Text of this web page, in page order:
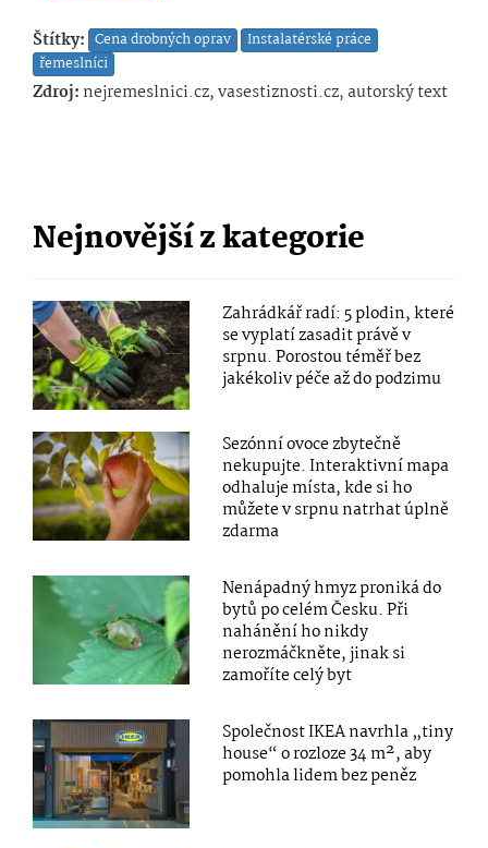
Štítky: Cena drobných oprav
Instalatérské práce
řemeslníci
Zdroj: nejremeslnici.cz, vasestiznosti.cz, autorský text
Nejnovější z kategorie
Zahrádkář radí: 5 plodin, které
se vyplatí zasadit právě v
srpnu. Porostou téměř bez
jakékoliv péče až do podzimu
Sezónní ovoce zbytečně
nekupujte. Interaktivní mapa
odhaluje místa, kde si ho
můžete v srpnu natrhat úplně
zdarma
Nenápadný hmyz proniká do
bytů po celém Česku. Při
nahánění ho nikdy
nerozmáčkněte, jinak si
zamoříte celý byt
Společnost IKEA navrhla „tiny
house“ o rozloze 34 m², aby
pomohla lidem bez peněz